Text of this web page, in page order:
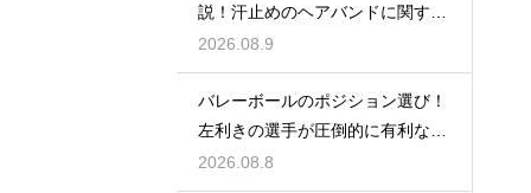
説！汗止めのヘアバンドに関する
ルール
2026.08.9
バレーボールのポジション選び！
左利きの選手が圧倒的に有利な場
所とは
2026.08.8